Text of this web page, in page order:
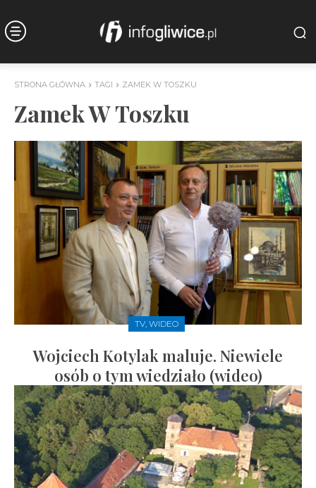
STRONA GŁÓWNA TAGI ZAMEK W TOSZKU
Zamek W Toszku
TV, WIDEO
Wojciech Kotylak maluje. Niewiele
osób o tym wiedziało (wideo)